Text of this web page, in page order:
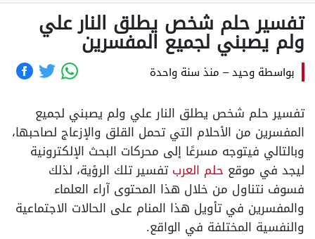
تفسير حلم شخص يطلق النار علي
ولم يصبني لجميع المفسرين
بواسطة وحيد– منذ سنة واحدة
تفسير حلم شخص يطلق النار علي ولم يصبني لجميع
المفسرين من الأحلام التي تحمل القلق والإزعاج لصاحبها،
وبالتالي فيتوجه مسرعًا إلى محركات البحث الإلكترونية
ليجد في موقع حلم العرب تفسير تلك الرؤية، لذلك
فسوف نتناول من خلال هذا المحتوى آراء العلماء
والمفسرين في تأويل هذا المنام على الحالات الاجتماعية
والنفسية المختلفة في الواقع.